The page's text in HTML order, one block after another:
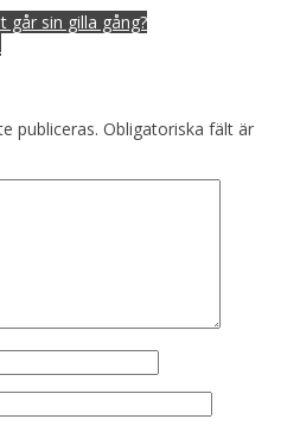
sin gilla gång?
publiceras. Obligatoriska fält är